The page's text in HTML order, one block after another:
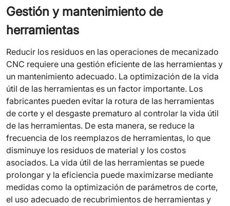
Gestión y mantenimiento de
herramientas
Reducir los residuos en las operaciones de mecanizado
CNC requiere una gestión eficiente de las herramientas y
un mantenimiento adecuado. La optimización de la vida
útil de las herramientas es un factor importante. Los
fabricantes pueden evitar la rotura de las herramientas
de corte y el desgaste prematuro al controlar la vida útil
de las herramientas. De esta manera, se reduce la
frecuencia de los reemplazos de herramientas, lo que
disminuye los residuos de material y los costos
asociados. La vida útil de las herramientas se puede
prolongar y la eficiencia puede maximizarse mediante
medidas como la optimización de parámetros de corte,
el uso adecuado de recubrimientos de herramientas y